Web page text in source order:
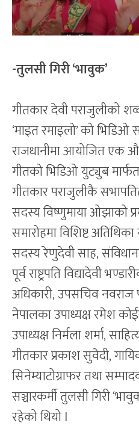
-तुलसी गिरी ‘भावुक’
गीतकार देवी पराजुलीको
‘माइत रमाइलो’ को
राजधानीमा आयोजित एक
गीतको भिडिओ युट्युब
गीतकार पराजुलीकै
सदस्य विष्णुमाया ओझाको
समारोहमा विशिष्ट
सदस्य रेणुदेवी साह,
पूर्व राष्ट्रपति विद्यादेवी
अधिकारी, उपसचिव
नेपालका उपाध्यक्ष रमेश
उपाध्यक्ष निर्मला शर्मा,
गीतकार प्रकाश सुवेदी,
सिनेम्याटोग्राफर तथा
सञ्चारकर्मी तुलसी गिरी
रहेको थियो l